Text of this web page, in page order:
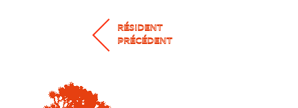
RÉSIDENT
PRÉCÉDENT